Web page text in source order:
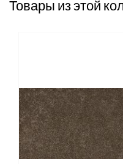
Товары из этой